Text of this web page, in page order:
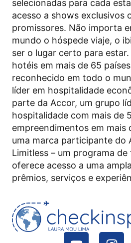
selecionadas para cada
acesso a shows exclusivos
promissores. Não importa
mundo o hóspede viaje, o
ser o lugar certo para
hotéis em mais de 65
reconhecido em todo o
líder em hospitalidade
parte da Accor, um grupo
hospitalidade com mais de
empreendimentos em mais
uma marca participante do
Limitless – um programa
oferece acesso a uma
prêmios, serviços e